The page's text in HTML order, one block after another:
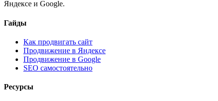
Яндексе и Google.
Гайды
Как продвигать сайт
Продвижение в Яндексе
Продвижение в Google
SEO самостоятельно
Ресурсы